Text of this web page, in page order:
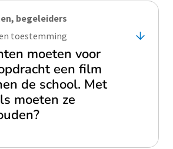
begeleiders
toestemming
moeten voor
een film
de school. Met
moeten ze